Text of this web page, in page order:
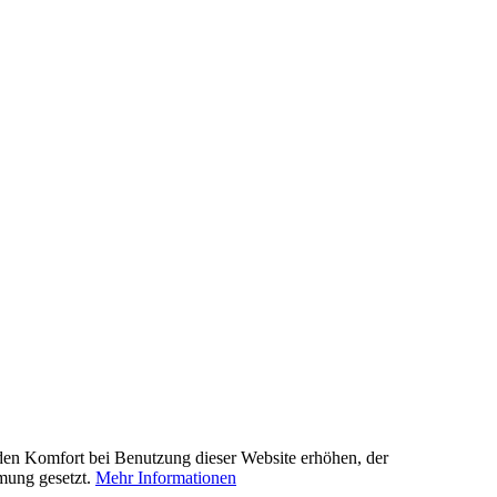
Komfort bei Benutzung dieser Website erhöhen, der
gesetzt. Mehr Informationen